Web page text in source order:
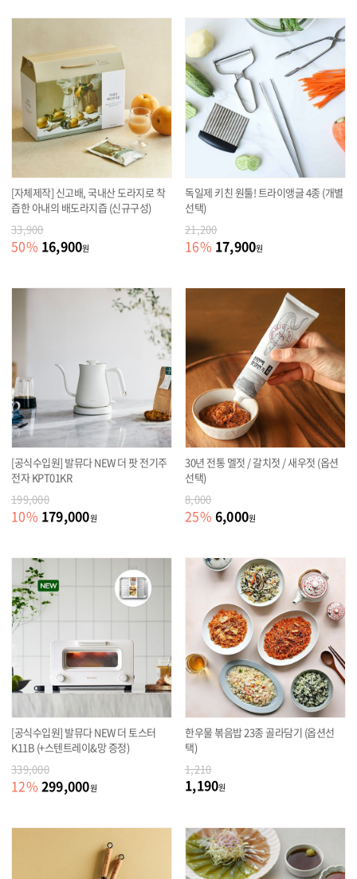
[자체제작] 신고배, 국내산 도라지로 착
즙한 아내의 배도라지즙 (신규구성)
33,900
50% 16,900원
독일제 키친 원툴! 트라이앵글 4종 (개별
선택)
21,200
16% 17,900원
[공식수입원] 발뮤다 NEW 더 팟 전기주
전자 KPT01KR
199,000
10% 179,000원
30년 전통 멜젓 / 갈치젓 / 새우젓 (옵션
선택)
8,000
25% 6,000원
[공식수입원] 발뮤다 NEW 더 토스터
K11B (+스텐트레이&망 증정)
339,000
12% 299,000원
한우물 볶음밥 23종 골라담기 (옵션선
택)
1,210
1,190원